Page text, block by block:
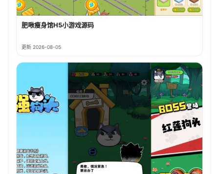
肥啾瘦身馆H5小游戏源码
更新 2026-08-05